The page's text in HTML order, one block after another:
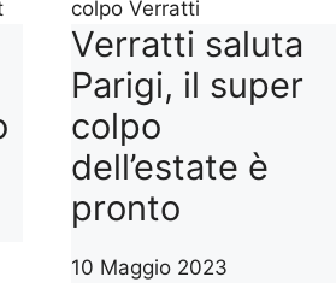
Verratti saluta
Parigi, il super
colpo
dell’estate è
pronto
10 Maggio 2023